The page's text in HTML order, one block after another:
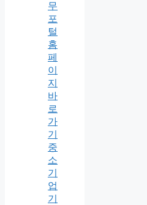
무
포
털
홈
페
이
지
바
로
가
기
중
소
기
업
기